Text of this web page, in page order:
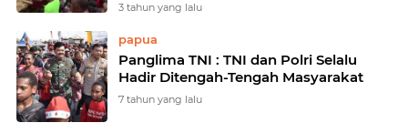
3 tahun yang lalu
papua
Panglima TNI : TNI dan Polri Selalu
Hadir Ditengah-Tengah Masyarakat
7 tahun yang lalu